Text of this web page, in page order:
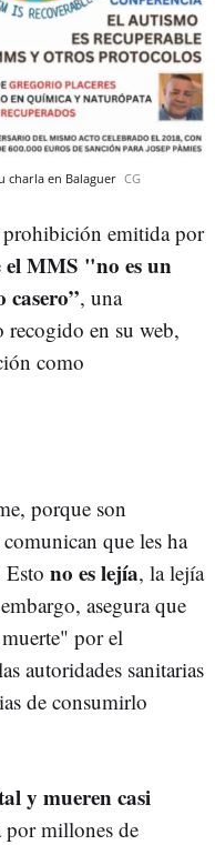
charla en Balaguer CG
prohibición emitida por
el MMS "no es un
casero”, una
recogido en su web,
como
porque son
comunican que les ha
no es lejía, la lejía
asegura que
por el
autoridades sanitarias
de consumirlo
y mueren casi
por millones de